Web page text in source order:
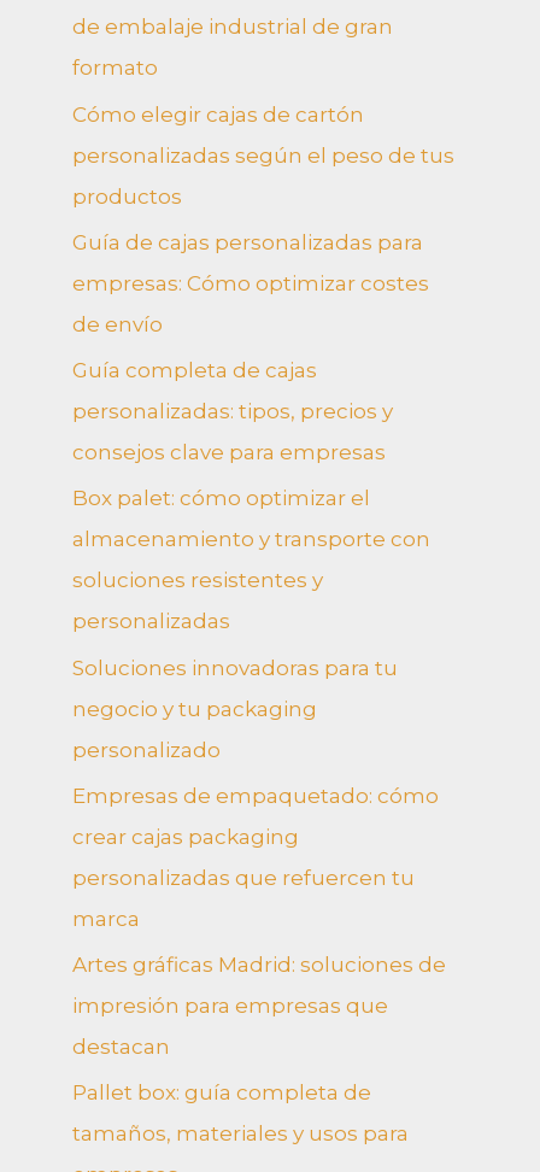
de embalaje industrial de gran
formato
Cómo elegir cajas de cartón
personalizadas según el peso de tus
productos
Guía de cajas personalizadas para
empresas: Cómo optimizar costes
de envío
Guía completa de cajas
personalizadas: tipos, precios y
consejos clave para empresas
Box palet: cómo optimizar el
almacenamiento y transporte con
soluciones resistentes y
personalizadas
Soluciones innovadoras para tu
negocio y tu packaging
personalizado
Empresas de empaquetado: cómo
crear cajas packaging
personalizadas que refuercen tu
marca
Artes gráficas Madrid: soluciones de
impresión para empresas que
destacan
Pallet box: guía completa de
tamaños, materiales y usos para